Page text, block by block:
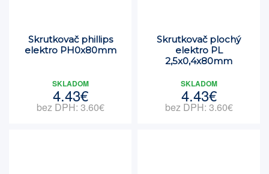
Skrutkovač phillips
elektro PH0x80mm
SKLADOM
4.43€
bez DPH: 3.60€
Skrutkovač plochý
elektro PL
2,5x0,4x80mm
SKLADOM
4.43€
bez DPH: 3.60€